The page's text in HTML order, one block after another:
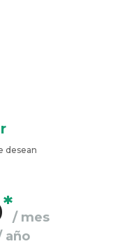
desean
*/ mes
año